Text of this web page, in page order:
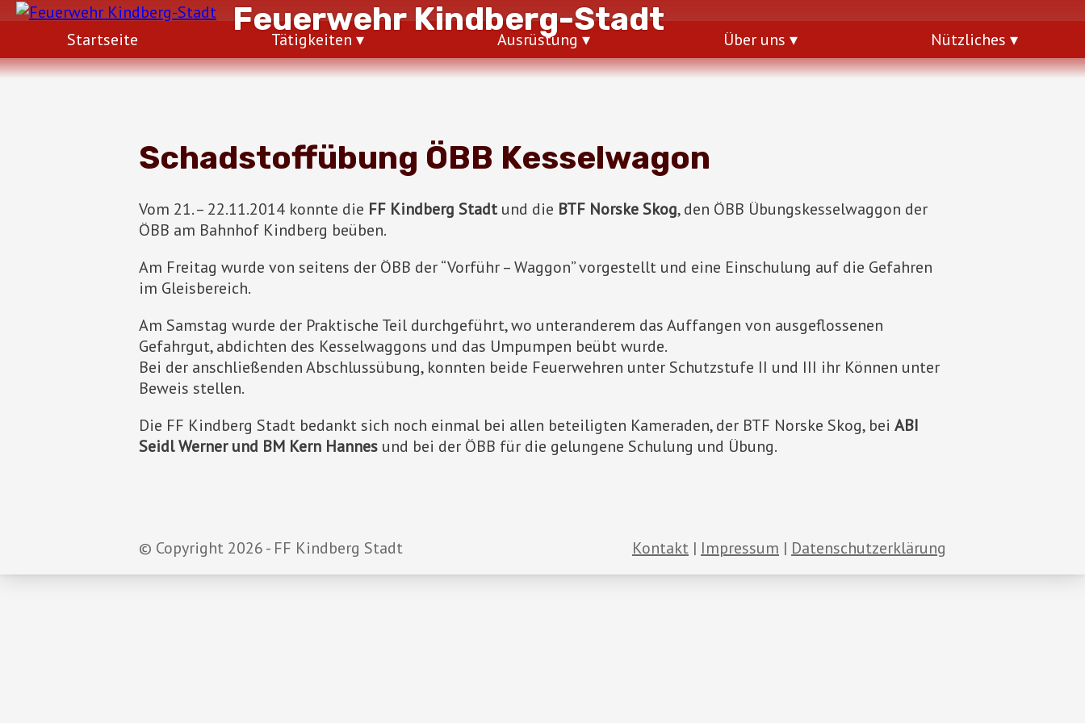
Feuerwehr Kindberg-Stadt
Startseite Tätigkeiten Ausrüstung Über uns Nützliches
Schadstoffübung ÖBB Kesselwagon
Vom 21. – 22.11.2014 konnte die FF Kindberg Stadtund die BTF Norske Skog, den ÖBB Übungskesselwaggon der
ÖBB am Bahnhof Kindberg beüben.
Am Freitag wurde von seitens der ÖBB der “Vorführ – Waggon” vorgestellt und eine Einschulung auf die Gefahren
im Gleisbereich.
Am Samstag wurde der Praktische Teil durchgeführt, wo unteranderem das Auffangen von ausgeflossenen
Gefahrgut, abdichten des Kesselwaggons und das Umpumpen beübt wurde.
Bei der anschließenden Abschlussübung, konnten beide Feuerwehren unter Schutzstufe II und III ihr Können unter
Beweis stellen.
Die FF Kindberg Stadt bedankt sich noch einmal bei allen beteiligten Kameraden, der BTF Norske Skog, bei ABI
Seidl Wernerund BM Kern Hannes und bei der ÖBB für die gelungene Schulung und Übung.
© Copyright 2026 - FF Kindberg Stadt Kontakt Impressum Datenschutzerklärung